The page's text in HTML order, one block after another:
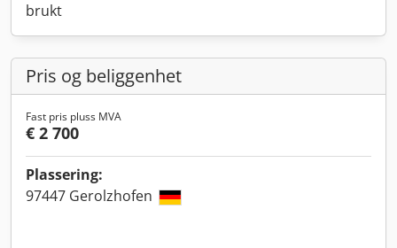
brukt
Pris og beliggenhet
Fast pris pluss MVA
€ 2 700
Plassering:
97447 Gerolzhofen